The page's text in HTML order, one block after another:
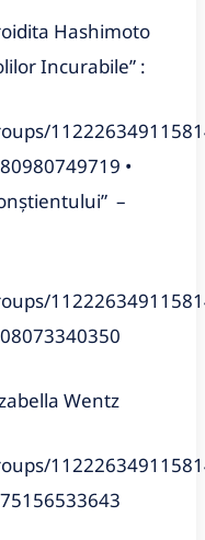
Hashimoto
Incurabile” :
•
–
Wentz